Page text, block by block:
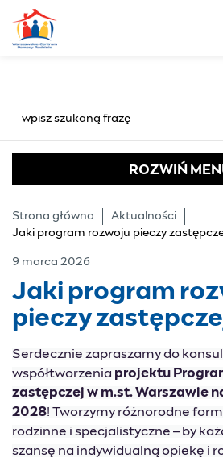
Jaki
ROZWIŃ
Strona główna
Aktualności
Jaki program rozwoju pieczy
9 marca 2026
Jaki program
pieczy
Serdecznie zapraszamy do
współtworzenia projektu
zastępczej w m.st. Warszawie
2028! Tworzymy różnorodne
rodzinne i specjalistyczne – by
szansę na indywidualną opiekę i